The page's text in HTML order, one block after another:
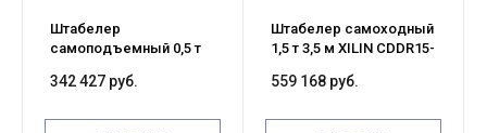
Штабелер
самоподъемный 0,5 т
электроподъемом
342 427 руб.
Штабелер самоходный
1,5 т 3,5 м XILIN CDDR15-
(сопровождаемый)
559 168 руб.